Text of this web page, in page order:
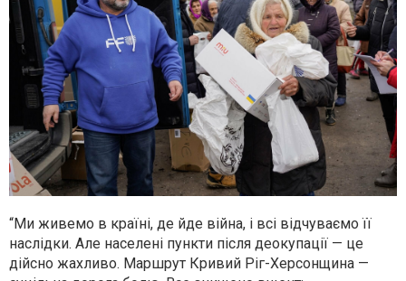
“Ми живемо в країні, де йде війна, і всі відчуваємо її
наслідки. Але населені пункти після деокупації — це
дійсно жахливо. Маршрут Кривий Ріг-Херсонщина —